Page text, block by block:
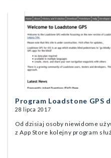
Program Loadstone GPS
28 lipca 2017
Od dzisiaj osoby niewidome
z App Store kolejny program